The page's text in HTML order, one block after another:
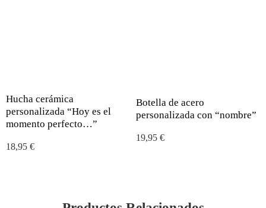
Hucha cerámica
personalizada “Hoy es el
momento perfecto…”
18,95 €
Botella de acero
personalizada con “nombre”
19,95 €